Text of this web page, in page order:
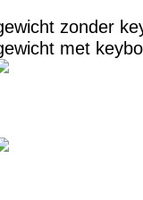
zonder
met